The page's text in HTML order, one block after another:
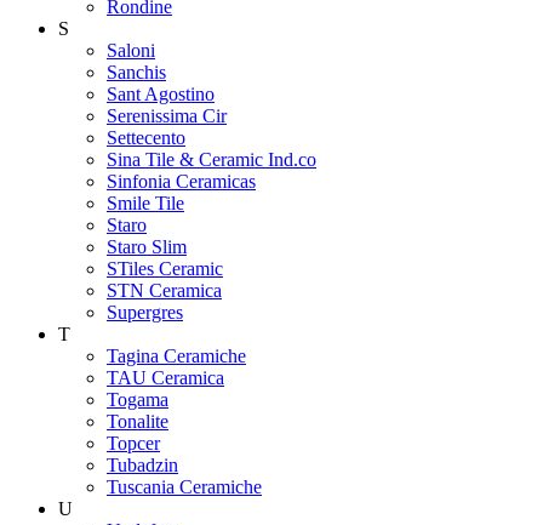
Rondine
S
Saloni
Sanchis
Sant Agostino
Serenissima Cir
Settecento
Sina Tile & Ceramic Ind.co
Sinfonia Ceramicas
Smile Tile
Staro
Staro Slim
STiles Ceramic
STN Ceramica
Supergres
T
Tagina Ceramiche
TAU Ceramica
Togama
Tonalite
Topcer
Tubadzin
Tuscania Ceramiche
U